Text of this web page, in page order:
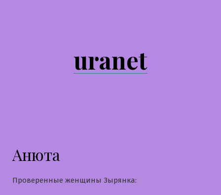
uranet
Анюта
Проверенные женщины Зырянка: